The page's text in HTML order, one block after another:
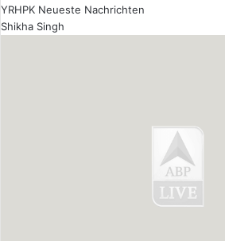
YRHPK Neueste Nachrichten
Shikha Singh